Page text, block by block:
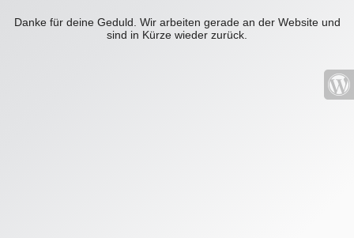
Danke für deine Geduld. Wir arbeiten gerade an der Website und
sind in Kürze wieder zurück.